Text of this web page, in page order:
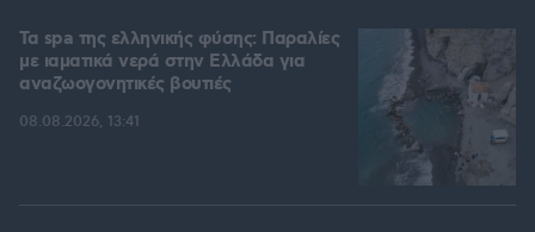
Τα spa της ελληνικής φύσης: Παραλίες
με ιαματικά νερά στην Ελλάδα για
αναζωογονητικές βουτιές
08.08.2026, 13:41